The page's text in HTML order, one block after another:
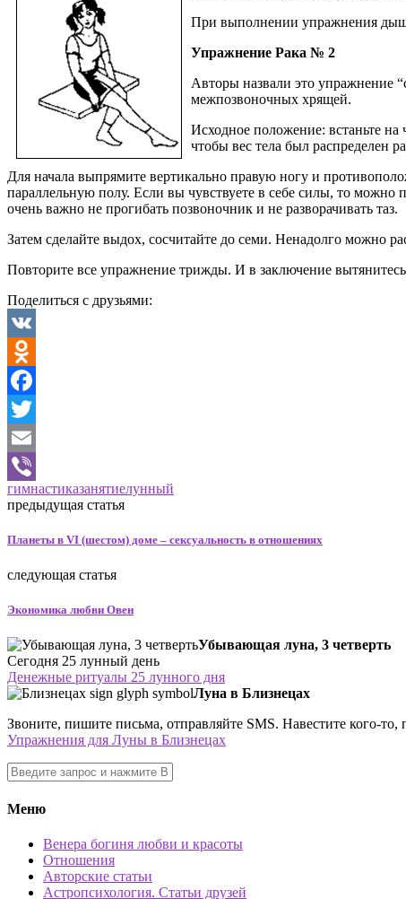
При выполнении упражнения
Упражнение Рака № 2
Авторы назвали это упражнение
межпозвоночных хрящей.
Исходное положение: встаньте
чтобы вес тела был распределен
Для начала выпрямите вертикально правую ногу и
параллельную полу. Если вы чувствуете в себе силы, то
очень важно не прогибать позвоночник и не разворачивать таз.
Затем сделайте выдох, сосчитайте до семи. Ненадолго можно
Повторите все упражнение трижды. И в заключение
Поделиться с друзьями:
VK
Odnoklassniki
Facebook
Twitter
Email
Viber
гимнастиказанятиелунный
предыдущая статья
Планеты в VI (шестом) доме – сексуальность в отношениях
следующая статья
Экономика любви Овен
Убывающая луна, 3 четверть
Сегодня 25 лунный день
Денежные ритуалы 25 лунного дня
Луна в Близнецах
Звоните, пишите письма, отправляйте SMS. Навестите кого-
Упражнения для Луны в Близнецах
Меню
Венера богиня любви и красоты
Отношения
Авторские статьи
Астропсихология. Статьи друзей